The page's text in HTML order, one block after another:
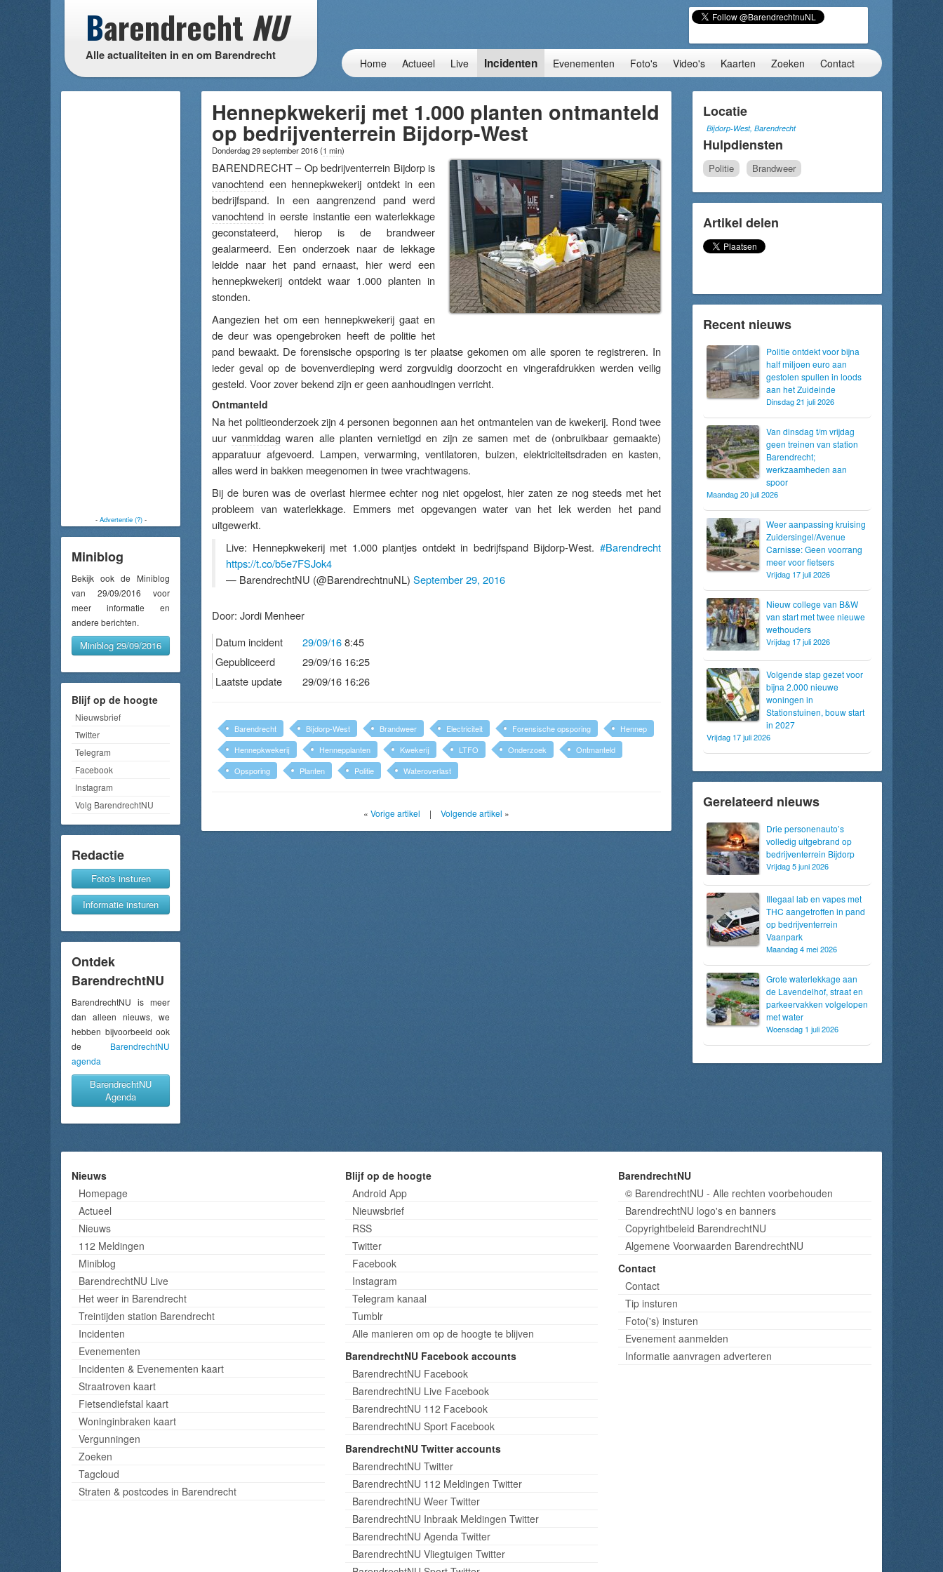
Barendrecht NU
Alle actualiteiten in en om Barendrecht
Home Actueel Live Incidenten Evenementen Foto's Video's Kaarten Zoeken Contact
- Advertentie (?)-
Miniblog
Bekijk ook de Miniblog
van 29/09/2016 voor
meer informatie en
andere berichten.
Miniblog 29/09/2016
Blijf op de hoogte
Nieuwsbrief
Twitter
Telegram
Facebook
Instagram
Volg BarendrechtNU
Redactie
Foto's insturen
Informatie insturen
Ontdek
BarendrechtNU
BarendrechtNU is meer
dan alleen nieuws, we
hebben bijvoorbeeld ook
de BarendrechtNU
agenda
BarendrechtNU
Agenda
Hennepkwekerij met 1.000 planten ontmanteld
op bedrijventerrein Bijdorp-West
Donderdag 29 september 2016(1 min)
BARENDRECHT – Op bedrijventerrein Bijdorp is
vanochtend een hennepkwekerij ontdekt in een
bedrijfspand. In een aangrenzend pand werd
vanochtend in eerste instantie een waterlekkage
geconstateerd, hierop is de brandweer
gealarmeerd. Een onderzoek naar de lekkage
leidde naar het pand ernaast, hier werd een
hennepkwekerij ontdekt waar 1.000 planten in
stonden.
Aangezien het om een hennepkwekerij gaat en
de deur was opengebroken heeft de politie het
pand bewaakt. De forensische opsporing is ter plaatse gekomen om alle sporen te registreren. In
ieder geval op de bovenverdieping werd zorgvuldig doorzocht en vingerafdrukken werden veilig
gesteld. Voor zover bekend zijn er geen aanhoudingen verricht.
Ontmanteld
Na het politieonderzoek zijn 4 personen begonnen aan het ontmantelen van de kwekerij. Rond twee
uurvanmiddag waren alle planten vernietigd en zijn ze samen met de (onbruikbaar gemaakte)
apparatuur afgevoerd. Lampen, verwarming, ventilatoren, buizen, elektriciteitsdraden en kasten,
alles werd in bakken meegenomen in twee vrachtwagens.
Bij de buren was de overlast hiermee echter nog niet opgelost, hier zaten ze nog steeds met het
probleem van waterlekkage. Emmers met opgevangen water van het lek werden het pand
uitgewerkt.
Live: Hennepkwekerij met 1.000 plantjes ontdekt in bedrijfspand Bijdorp-West. #Barendrecht
https://t.co/b5e7FSJok4
— BarendrechtNU (@BarendrechtnuNL) September 29, 2016
Door: Jordi Menheer
Datum incident
29/09/168:45
Gepubliceerd
29/09/16 16:25
Laatste update
29/09/16 16:26
Barendrecht Bijdorp-West Brandweer Electriciteit Forensische opsporing
Hennep
Hennepkwekerij
Hennepplanten Kwekerij LTFO Onderzoek
Ontmanteld
Opsporing
Planten Politie Wateroverlast
« Vorige artikel | Volgende artikel »
Locatie
Bijdorp-West, Barendrecht
Hulpdiensten
Politie Brandweer
Artikel delen
Recent nieuws
Politie ontdekt voor bijna
half miljoen euro aan
gestolen spullen in loods
aan het Zuideinde
Dinsdag 21 juli 2026
Van dinsdag t/m vrijdag
geen treinen van station
Barendrecht;
werkzaamheden aan
spoor
Maandag 20 juli 2026
Weer aanpassing kruising
Zuidersingel/Avenue
Carnisse: Geen voorrang
meer voor fietsers
Vrijdag 17 juli 2026
Nieuw college van B&W
van start met twee nieuwe
wethouders
Vrijdag 17 juli 2026
Volgende stap gezet voor
bijna 2.000 nieuwe
woningen in
Stationstuinen, bouw start
in 2027
Vrijdag 17 juli 2026
Gerelateerd nieuws
Drie personenauto’s
volledig uitgebrand op
bedrijventerrein Bijdorp
Vrijdag 5 juni 2026
Illegaal lab en vapes met
THC aangetroffen in pand
op bedrijventerrein
Vaanpark
Maandag 4 mei 2026
Grote waterlekkage aan
de Lavendelhof, straat en
parkeervakken volgelopen
met water
Woensdag 1 juli 2026
Nieuws
Homepage
Actueel
Nieuws
112 Meldingen
Miniblog
BarendrechtNU Live
Het weer in Barendrecht
Treintijden station Barendrecht
Incidenten
Evenementen
Incidenten & Evenementen kaart
Straatroven kaart
Fietsendiefstal kaart
Woninginbraken kaart
Vergunningen
Zoeken
Tagcloud
Straten & postcodes in Barendrecht
Blijf op de hoogte
Android App
Nieuwsbrief
RSS
Twitter
Facebook
Instagram
Telegram kanaal
Tumblr
Alle manieren om op de hoogte te blijven
BarendrechtNU Facebook accounts
BarendrechtNU Facebook
BarendrechtNU Live Facebook
BarendrechtNU 112 Facebook
BarendrechtNU Sport Facebook
BarendrechtNU Twitter accounts
BarendrechtNU Twitter
BarendrechtNU 112 Meldingen Twitter
BarendrechtNU Weer Twitter
BarendrechtNU Inbraak Meldingen Twitter
BarendrechtNU Agenda Twitter
BarendrechtNU Vliegtuigen Twitter
BarendrechtNU
© BarendrechtNU - Alle rechten voorbehouden
BarendrechtNU logo's en banners
Copyrightbeleid BarendrechtNU
Algemene Voorwaarden BarendrechtNU
Contact
Contact
Tip insturen
Foto('s) insturen
Evenement aanmelden
Informatie aanvragen adverteren